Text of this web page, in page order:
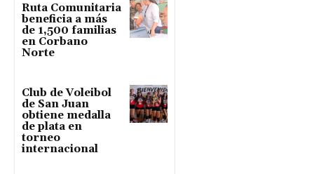
Ruta Comunitaria
beneficia a más
de 1,500 familias
en Corbano
Norte
Club de Voleibol
de San Juan
obtiene medalla
de plata en
torneo
internacional